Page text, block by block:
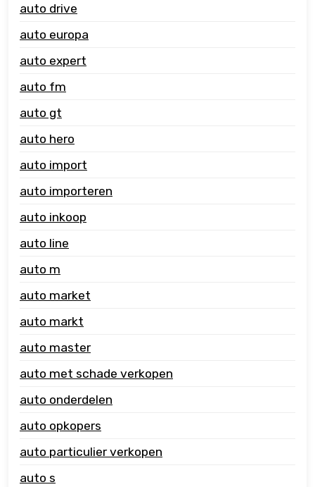
auto drive
auto europa
auto expert
auto fm
auto gt
auto hero
auto import
auto importeren
auto inkoop
auto line
auto m
auto market
auto markt
auto master
auto met schade verkopen
auto onderdelen
auto opkopers
auto particulier verkopen
auto s